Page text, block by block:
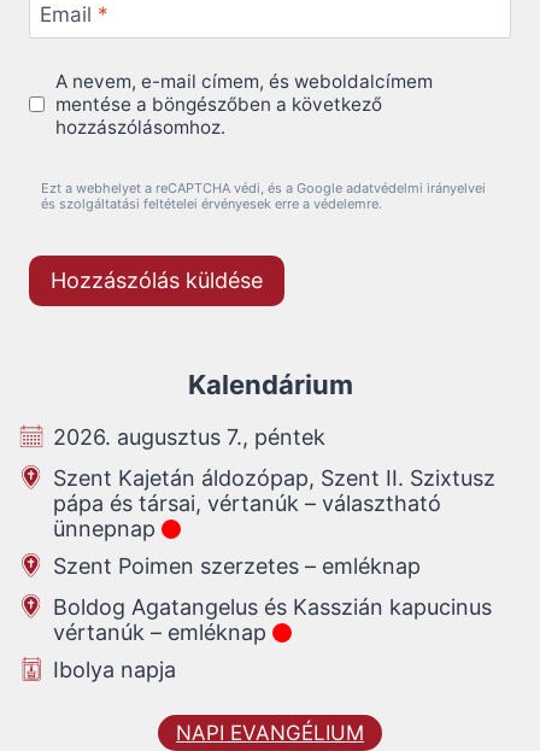
Email *
A nevem, e-mail címem, és weboldalcímem
mentése a böngészőben a következő
hozzászólásomhoz.
Ezt a webhelyet a reCAPTCHA védi, és a Google adatvédelmi irányelvei
és szolgáltatási feltételei érvényesek erre a védelemre.
Kalendárium
2026. augusztus 7., péntek
Szent Kajetán áldozópap, Szent II. Szixtusz
pápa és társai, vértanúk – választható
ünnepnap
Szent Poimen szerzetes – emléknap
Boldog Agatangelus és Kasszián kapucinus
vértanúk – emléknap
Ibolya napja
NAPI EVANGÉLIUM